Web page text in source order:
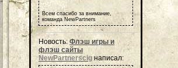
Всем спасибо за внимание,
команда NewPartners
Новость: Флэш игры и
флэш сайты
NewPartnerscigнаписал: